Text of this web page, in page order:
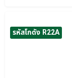
รหัสโกดัง R22A